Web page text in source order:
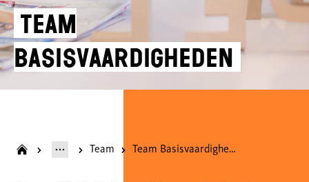
Team
Basisvaardigheden
Team Team Basisvaardigheden